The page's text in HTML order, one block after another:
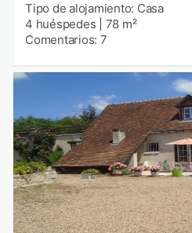
Tipo de alojamiento: Casa
4 huéspedes
78 m²
Comentarios: 7